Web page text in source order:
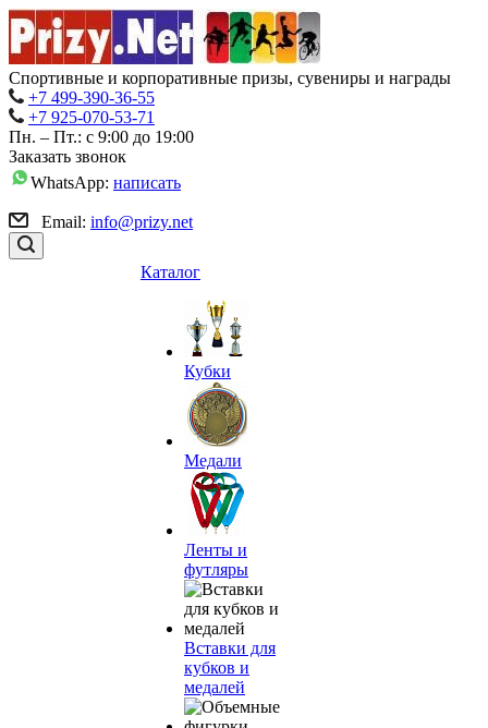
Спортивные и корпоративные призы, сувениры и награды
+7 499-390-36-55
+7 925-070-53-71
Пн. – Пт.: с 9:00 до 19:00
Заказать звонок
WhatsApp: написать
Email: info@prizy.net
Каталог
Кубки
Медали
Ленты и
футляры
Вставки для
кубков и
медалей